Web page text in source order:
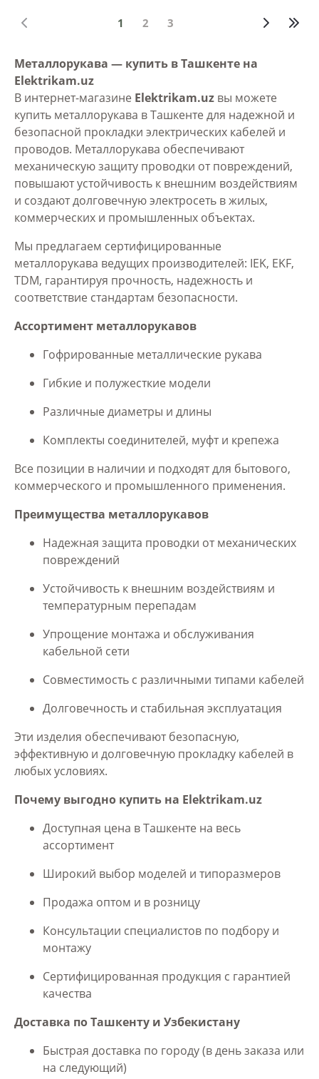
1 2 3
Металлорукава — купить в Ташкенте на
Elektrikam.uz
В интернет-магазине Elektrikam.uz вы можете
купить металлорукава в Ташкенте для надежной и
безопасной прокладки электрических кабелей и
проводов. Металлорукава обеспечивают
механическую защиту проводки от повреждений,
повышают устойчивость к внешним воздействиям
и создают долговечную электросеть в жилых,
коммерческих и промышленных объектах.
Мы предлагаем сертифицированные
металлорукава ведущих производителей: IEK, EKF,
TDM, гарантируя прочность, надежность и
соответствие стандартам безопасности.
Ассортимент металлорукавов
Гофрированные металлические рукава
Гибкие и полужесткие модели
Различные диаметры и длины
Комплекты соединителей, муфт и крепежа
Все позиции в наличии и подходят для бытового,
коммерческого и промышленного применения.
Преимущества металлорукавов
Надежная защита проводки от механических
повреждений
Устойчивость к внешним воздействиям и
температурным перепадам
Упрощение монтажа и обслуживания
кабельной сети
Совместимость с различными типами кабелей
Долговечность и стабильная эксплуатация
Эти изделия обеспечивают безопасную,
эффективную и долговечную прокладку кабелей в
любых условиях.
Почему выгодно купить на Elektrikam.uz
Доступная цена в Ташкенте на весь
ассортимент
Широкий выбор моделей и типоразмеров
Продажа оптом и в розницу
Консультации специалистов по подбору и
монтажу
Сертифицированная продукция с гарантией
качества
Доставка по Ташкенту и Узбекистану
Быстрая доставка по городу (в день заказа или
на следующий)